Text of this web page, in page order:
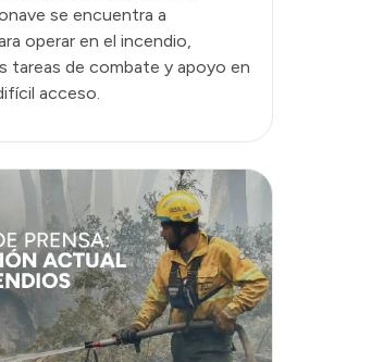
se encuentra a
operar en el incendio,
tareas de combate y apoyo en
acceso.